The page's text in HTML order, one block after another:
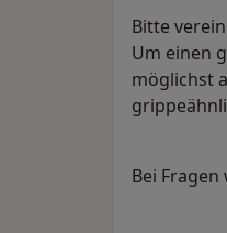
Bitte
Um einen
möglichst
Bei